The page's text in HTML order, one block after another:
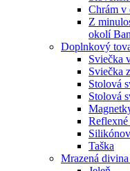
Chrám v
Z
okolí
Doplnkový
Sviečka
Sviečka
Stolová
Stolová
Taška
Mrazená